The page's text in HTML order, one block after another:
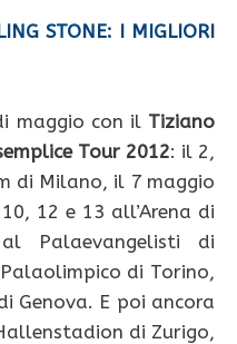
STONE: I MIGLIORI
maggio con il Tiziano
Tour 2012: il 2,
di Milano, il 7 maggio
12 e 13 all’Arena di
Palaevangelisti di
di Torino,
Genova. E poi ancora
di Zurigo,